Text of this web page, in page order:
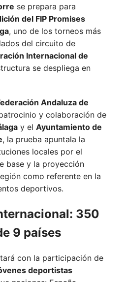
se prepara para
del FIP Promises
, uno de los torneos más
del circuito de
Internacional de
se despliega en
Andaluza de
y colaboración de
y el Ayuntamiento de
, la prueba apuntala la
locales por el
base y la proyección
como referente en la
deportivos.
350
9 países
con la participación de
deportistas